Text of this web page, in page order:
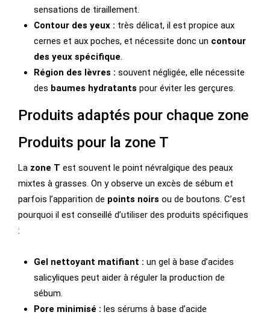
sensations de tiraillement.
Contour des yeux : très délicat, il est propice aux
cernes et aux poches, et nécessite donc un contour
des yeux spécifique
Région des lèvres : souvent négligée, elle nécessite
des baumes hydratants pour éviter les gerçures.
Produits adaptés pour chaque zone
Produits pour la zone T
La zone T est souvent le point névralgique des peaux
mixtes à grasses. On y observe un excès de sébum et
parfois l’apparition de points noirs ou de boutons. C’est
pourquoi il est conseillé d’utiliser des produits spécifiques
:
Gel nettoyant matifiant : un gel à base d’acides
salicyliques peut aider à réguler la production de
sébum.
Pore minimisé : les sérums à base d’acide